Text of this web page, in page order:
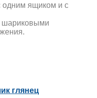
ящиком и с
шариковыми
глянец